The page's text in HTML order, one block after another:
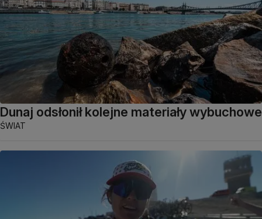
Dunaj odsłonił kolejne materiały wybuchowe
ŚWIAT